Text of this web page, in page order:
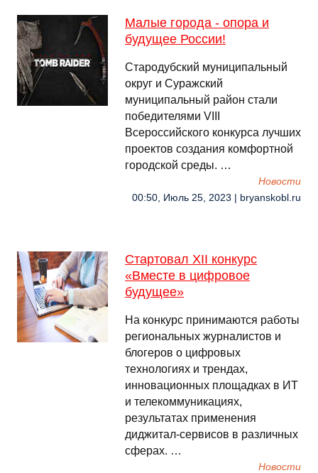
Малые города - опора и
будущее России!
Стародубский муниципальный
округ и Суражский
муниципальный район стали
победителями VIII
Всероссийского конкурса лучших
проектов создания комфортной
городской среды. …
Новости
00:50, Июль 25, 2023 | bryanskobl.ru
Стартовал XII конкурс
«Вместе в цифровое
будущее»
На конкурс принимаются работы
региональных журналистов и
блогеров о цифровых
технологиях и трендах,
инновационных площадках в ИТ
и телекоммуникациях,
результатах применения
диджитал-сервисов в различных
сферах. …
Новости